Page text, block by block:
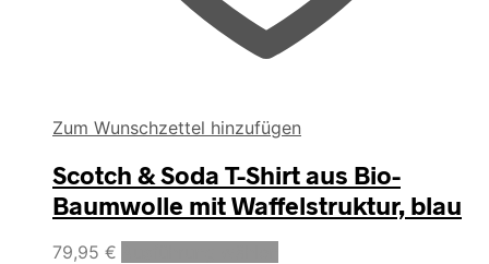
Zum Wunschzettel hinzufügen
Scotch & Soda T-Shirt aus Bio-
Baumwolle mit Waffelstruktur, blau
79,95 €